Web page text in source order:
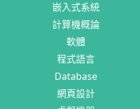
嵌入式系統
計算機概論
軟體
程式語言
Database
網頁設計